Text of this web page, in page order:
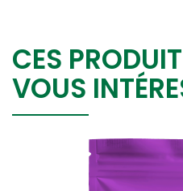
CES
VOUS